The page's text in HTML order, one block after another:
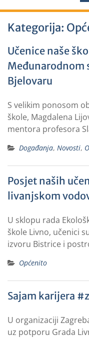
Kategorija:
Učenice naše
Međunarodnom
Bjelovaru
S velikim ponosom
škole, Magdalena
mentora profesora
Događanja, Novosti,
Posjet naših
livanjskom
U sklopu rada
škole Livno, učenici
izvoru Bistrice i
Općenito
Sajam karijera
U organizaciji
uz potporu Grada